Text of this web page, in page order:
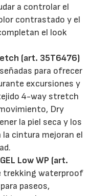
a controlar el
contrastado y el
el look
(art. 35T6476)
para ofrecer
excursiones y
4-way stretch
Dry
la piel seca y los
cintura mejoran el
Low WP (art.
trekking waterproof
paseos,